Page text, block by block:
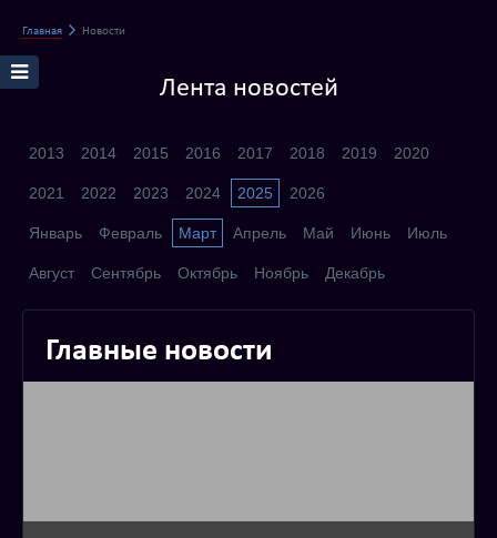
Главная Новости
Лента новостей
2013 2014 2015 2016 2017 2018 2019 2020
2021 2022 2023 2024 2025 2026
Январь Февраль Март Апрель Май Июнь Июль
Август Сентябрь Октябрь Ноябрь Декабрь
Главные новости